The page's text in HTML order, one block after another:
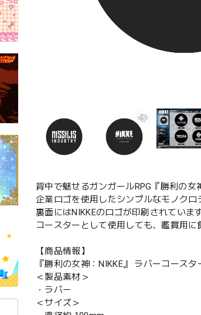
背中で魅せるガンガールRPG『勝利の女
企業ロゴを使用したシンプルなモノクロ
裏面にはNIKKEのロゴが印刷されています
コースターとして使用しても、鑑賞用に
【商品情報】
『勝利の女神：NIKKE』 ラバーコース
＜製品素材＞
・ラバー
＜サイズ＞